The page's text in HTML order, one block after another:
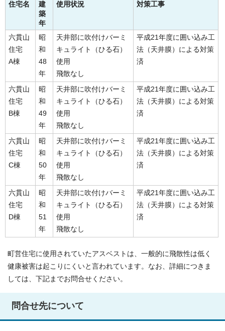
住宅名
建
築
年
使用状況 対策工事
六貫山
住宅
A棟
昭
和
48
年
天井部に吹付けバーミ
キュライト（ひる石）
使用
飛散なし
平成21年度に囲い込み工
法（天井膜）による対策
済
六貫山
住宅
B棟
昭
和
49
年
天井部に吹付けバーミ
キュライト（ひる石）
使用
飛散なし
平成21年度に囲い込み工
法（天井膜）による対策
済
六貫山
住宅
C棟
昭
和
50
年
天井部に吹付けバーミ
キュライト（ひる石）
使用
飛散なし
平成21年度に囲い込み工
法（天井膜）による対策
済
六貫山
住宅
D棟
昭
和
51
年
天井部に吹付けバーミ
キュライト（ひる石）
使用
飛散なし
平成21年度に囲い込み工
法（天井膜）による対策
済
町営住宅に使用されていたアスベストは、一般的に飛散性は低く
健康被害は起こりにくいと言われています。なお、詳細につきま
しては、下記までお問合せください。
問合せ先について